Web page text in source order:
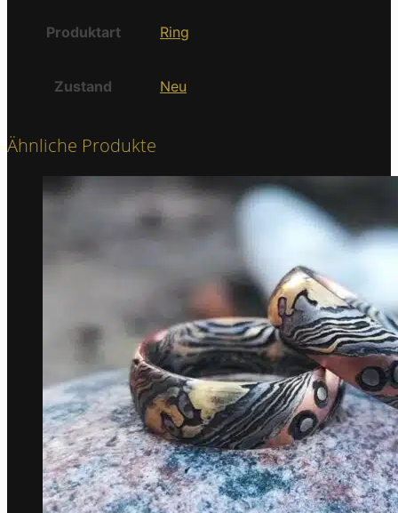
Produktart Ring
Zustand Neu
Ähnliche Produkte